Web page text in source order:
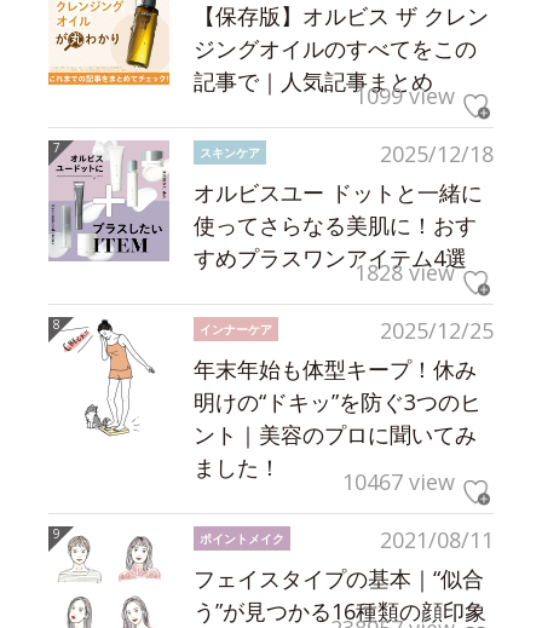
【保存版】オルビス ザ クレン
ジングオイルのすべてをこの
記事で｜人気記事まとめ
1099 view
2025/12/18
スキンケア
オルビスユー ドットと一緒に
使ってさらなる美肌に！おす
すめプラスワンアイテム4選
1828 view
2025/12/25
インナーケア
年末年始も体型キープ！休み
明けの“ドキッ”を防ぐ3つのヒ
ント｜美容のプロに聞いてみ
ました！
10467 view
2021/08/11
ポイントメイク
フェイスタイプの基本｜“似合
う”が見つかる16種類の顔印象